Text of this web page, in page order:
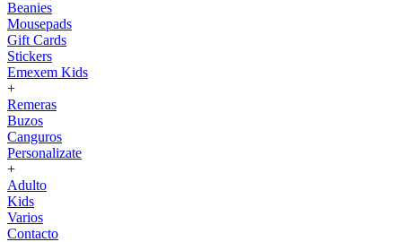
Beanies
Mousepads
Gift Cards
Stickers
Emexem Kids
+
Remeras
Buzos
Canguros
Personalizate
+
Adulto
Kids
Varios
Contacto